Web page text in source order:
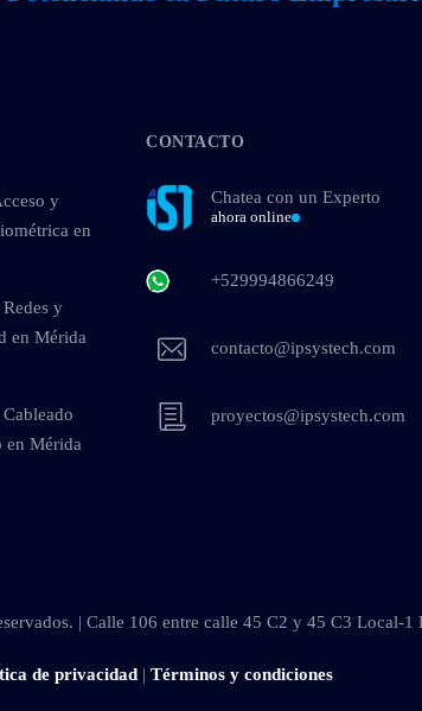
y
en
y
en Mérida
en Mérida
CONTACTO
Chatea con un Experto
ahora online
+529994866249
contacto@ipsystech.com
proyectos@ipsystech.com
| Calle 106 entre calle 45 C2 y 45 C3 Local-1
de privacidad | Términos y condiciones